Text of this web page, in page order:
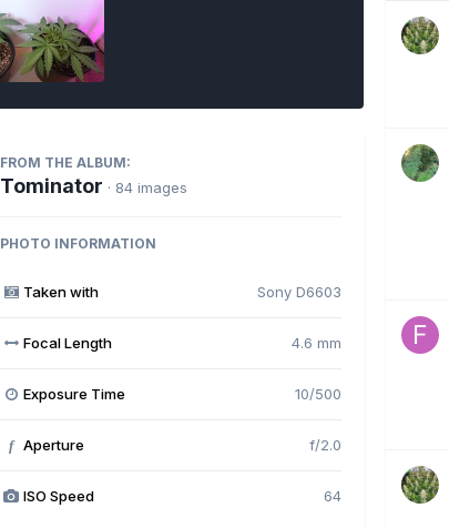
FROM THE ALBUM:
Tominator · 84 images
PHOTO INFORMATION
Taken with Sony D6603
Focal Length 4.6 mm
Exposure Time 10/500
f Aperture f/2.0
ISO Speed 64